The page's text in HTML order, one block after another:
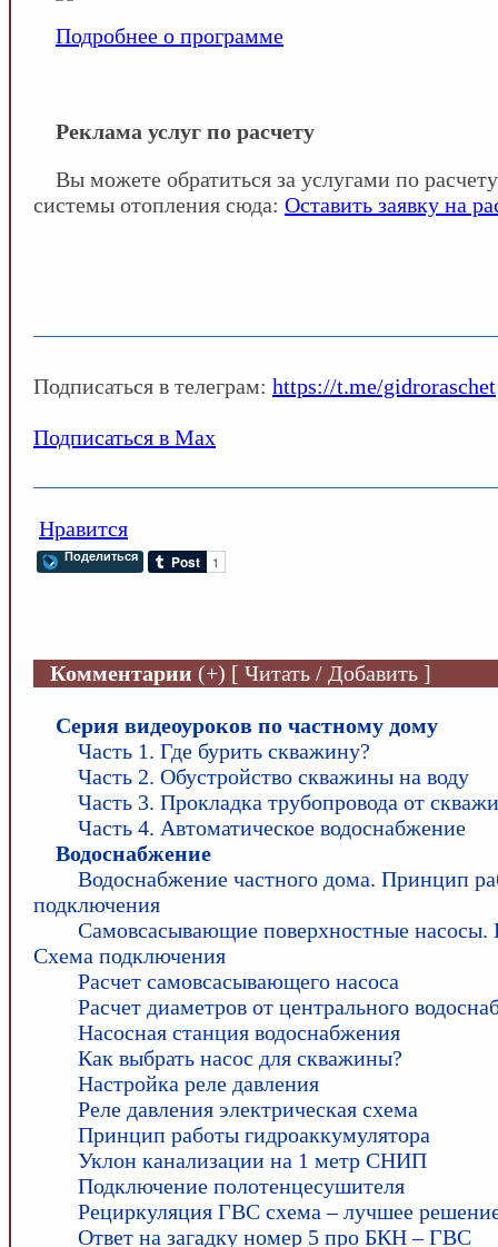
Подробнее о программе
Реклама услуг по расчету
Вы можете обратиться за услугами по
системы отопления сюда: Оставить заявку на
Подписаться в телеграм: https://t.me/gidroraschet
Подписаться в Max
Нравится
Поделиться
Комментарии (+) [ Читать / Добавить ]
Серия видеоуроков по частному дому
Часть 1. Где бурить скважину?
Часть 2. Обустройство скважины на воду
Часть 3. Прокладка трубопровода от
Часть 4. Автоматическое водоснабжение
Водоснабжение
Водоснабжение частного дома. Принцип
подключения
Самовсасывающие поверхностные
Схема подключения
Расчет самовсасывающего насоса
Расчет диаметров от центрального
Насосная станция водоснабжения
Как выбрать насос для скважины?
Настройка реле давления
Реле давления электрическая схема
Принцип работы гидроаккумулятора
Уклон канализации на 1 метр СНИП
Подключение полотенцесушителя
Рециркуляция ГВС схема – лучшее
Ответ на загадку номер 5 про БКН – ГВС